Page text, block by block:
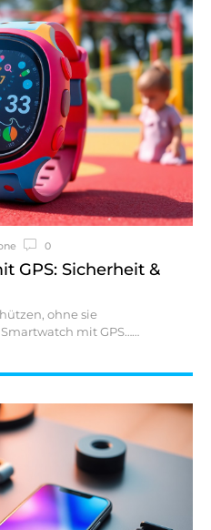
0
GPS: Sicherheit &
ohne sie
mit GPS…